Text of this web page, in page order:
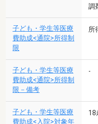
調
子ども・学生等医療
費助成<通院>所得制
限
所
子ども・学生等医療
費助成<通院>所得制
限－備考
-
子ども・学生等医療
費助成<入院>対象年
18